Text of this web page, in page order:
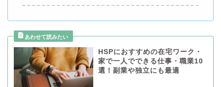
HSPにおすすめの在宅ワーク・
家で一人でできる仕事・職業10
選！副業や独立にも最適